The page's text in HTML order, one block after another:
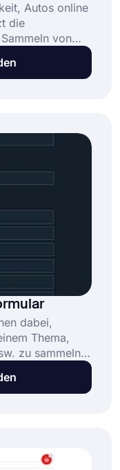
Autos online
die
von
Mit forms.app
für einen
dabei,
Thema,
zu sammeln.
anpassbare
ermöglicht es